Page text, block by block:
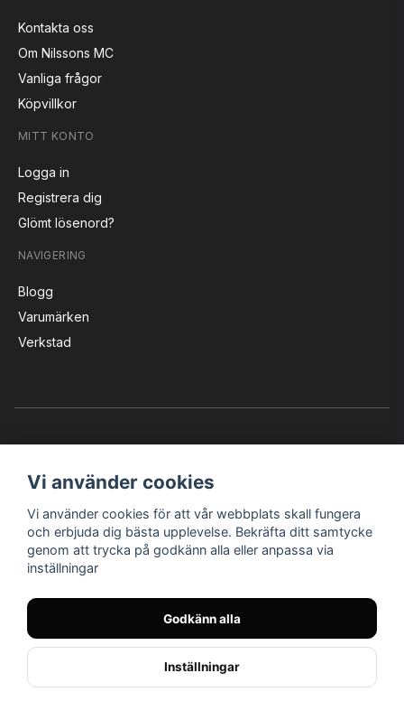
Kontakta oss
Om Nilssons MC
Vanliga frågor
Köpvillkor
MITT KONTO
Logga in
Registrera dig
Glömt lösenord?
NAVIGERING
Blogg
Varumärken
Verkstad
© Nilssons MC - Allt för dig & din MC
Instagram Facebook YouTube
Vi använder cookies
Vi använder cookies för att vår webbplats skall fungera
och erbjuda dig bästa upplevelse. Bekräfta ditt samtycke
genom att trycka på godkänn alla eller anpassa via
inställningar
Godkänn alla
Inställningar